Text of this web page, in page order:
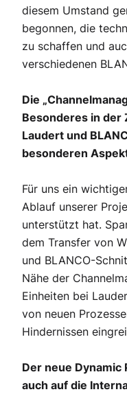
diesem Umstand
begonnen, die
zu schaffen und
verschiedenen
Die
Besonderes in der
Laudert und
besonderen
Für uns ein
Ablauf unserer
unterstützt hat.
dem Transfer von
und BLANCO-
Nähe der
Einheiten bei
von neuen
Hindernissen
Der neue
auch auf die